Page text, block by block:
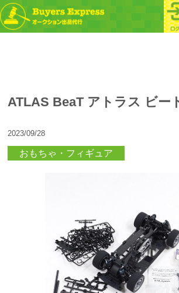
ATLAS BeaT アトラス ビー
2023/09/28
おもちゃ・フィギュア